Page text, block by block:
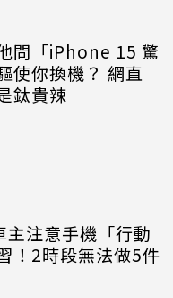
問「iPhone 15 驚
使你換機？ 網直
鈦貴辣
注意手機「行動
！2時段無法做5件